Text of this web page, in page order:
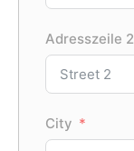
Adresszeile 2
City